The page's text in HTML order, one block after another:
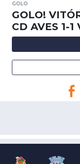
GOLO
GOLO!
CD AVES 1-1